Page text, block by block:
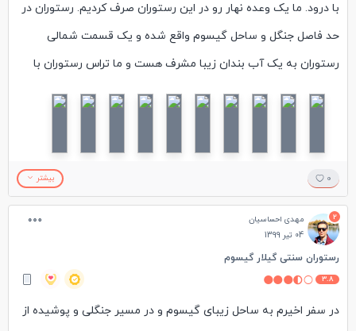
با درود. ما یک وعده نهار رو در این رستوران صرف کردیم. رستوران در
حد فاصل جنگل و ساحل گیسوم واقع شده و یک قسمت شمالی
رستوران به یک آب بندان زیبا مشرف هست و ما تراس رستوران با
منطره آب بندان رو انتخاب کردیم. رستوران بسیار تمیز بود و
شاید ذائقه من اینجوری باشه. در کل راضی بودم.
0 بیشتر
2
مهدی احساسیان
04 تیر 1399
رستوران سنتی گیلار گیسوم
3.8
در سفر اخیرم به ساحل زیبای گیسوم و در مسیر جنگلی و پوشیده از